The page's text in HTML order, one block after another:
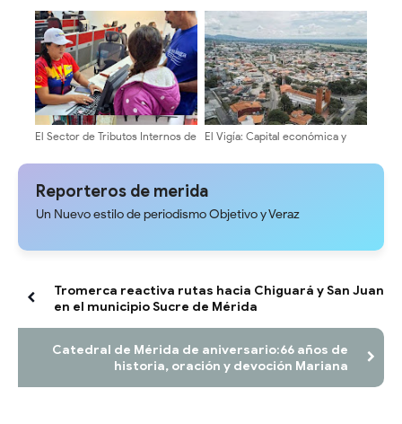
agenda de encuentros
universitarios
cambio y la
reinstitucionalización de
Venezuela
El Sector de Tributos Internos de
servidores públicos al servicio
El Vigía: Capital económica y
Reporteros de merida
Un Nuevo estilo de periodismo Objetivo y Veraz
Tromerca reactiva rutas hacia Chiguará y San Juan
en el municipio Sucre de Mérida
Catedral de Mérida de aniversario:66 años de
historia, oración y devoción Mariana